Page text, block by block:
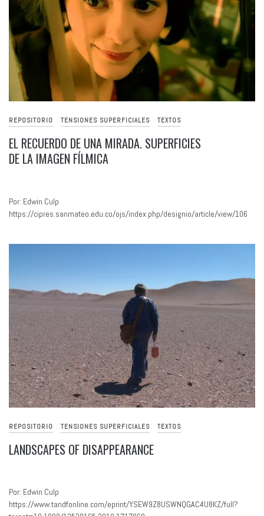
REPOSITORIO TENSIONES SUPERFICIALES TEXTOS
EL RECUERDO DE UNA MIRADA. SUPERFICIES
DE LA IMAGEN FÍLMICA
Por: Edwin Culp
https://cipres.sanmateo.edu.co/ojs/index.php/designio/article/view/106
REPOSITORIO TENSIONES SUPERFICIALES TEXTOS
LANDSCAPES OF DISAPPEARANCE
Por: Edwin Culp
https://www.tandfonline.com/eprint/YSEW9Z8USWNQGAC4U8KZ/full?